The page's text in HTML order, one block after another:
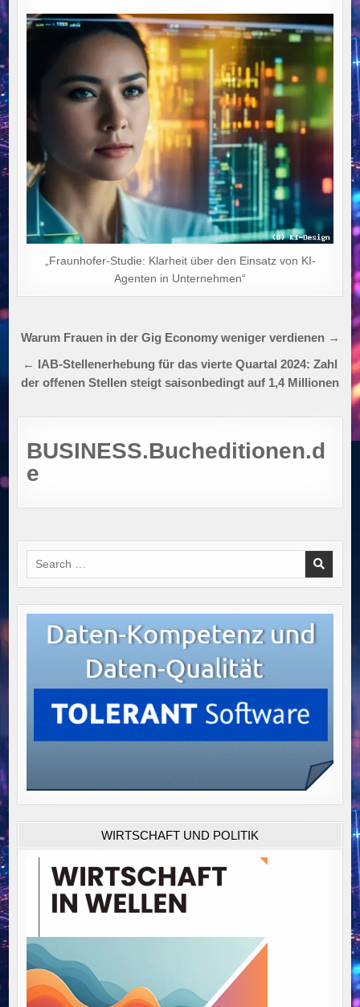
„Fraunhofer-Studie: Klarheit über den Einsatz von KI-
Agenten in Unternehmen“
Beitragsnavigation
Warum Frauen in der Gig Economy weniger verdienen →
← IAB-Stellenerhebung für das vierte Quartal 2024: Zahl
der offenen Stellen steigt saisonbedingt auf 1,4 Millionen
BUSINESS.Bucheditionen.d
e
Search
for:
WIRTSCHAFT UND POLITIK